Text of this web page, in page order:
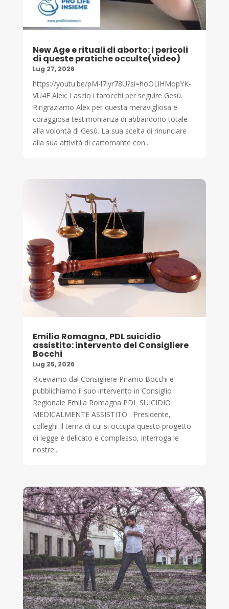
New Age e rituali di aborto: i pericoli
di queste pratiche occulte(video)
Lug 27, 2026
https://youtu.be/pM-l7iyr78U?si=hoOLlHMopYK-
VU4E Alex: Lascio i tarocchi per seguire Gesù.
Ringraziamo Alex per questa meravigliosa e
coraggiosa testimonianza di abbandono totale
alla volontà di Gesù. La sua scelta di rinunciare
alla sua attività di cartomante con...
Emilia Romagna, PDL suicidio
assistito: intervento del Consigliere
Bocchi
Lug 25, 2026
Riceviamo dal Consigliere Priamo Bocchi e
pubblichiamo il suo intervento in Consiglio
Regionale Emilia Romagna PDL SUICIDIO
MEDICALMENTE ASSISTITO Presidente,
colleghi Il tema di cui si occupa questo progetto
di legge è delicato e complesso, interroga le
nostre...